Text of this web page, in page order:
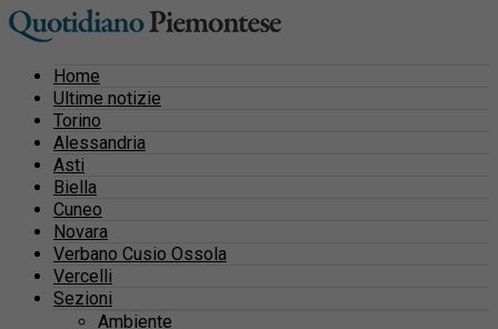
Home
Ultime notizie
Torino
Alessandria
Asti
Biella
Cuneo
Novara
Verbano Cusio Ossola
Vercelli
Sezioni
Ambiente